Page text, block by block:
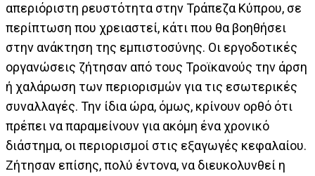
απεριόριστη ρευστότητα στην Τράπεζα Κύπρου, σε
περίπτωση που χρειαστεί, κάτι που θα βοηθήσει
στην ανάκτηση της εμπιστοσύνης. Οι εργοδοτικές
οργανώσεις ζήτησαν από τους Τροϊκανούς την άρση
ή χαλάρωση των περιορισμών για τις εσωτερικές
συναλλαγές. Την ίδια ώρα, όμως, κρίνουν ορθό ότι
πρέπει να παραμείνουν για ακόμη ένα χρονικό
διάστημα, οι περιορισμοί στις εξαγωγές κεφαλαίου.
Ζήτησαν επίσης, πολύ έντονα, να διευκολυνθεί η